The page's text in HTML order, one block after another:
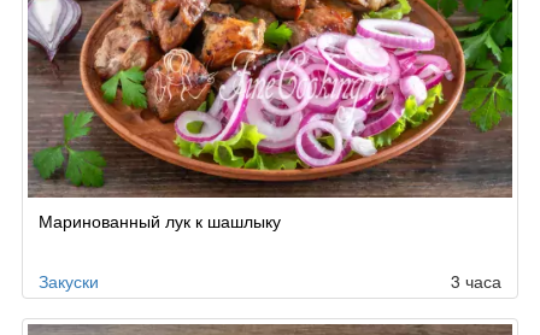
Маринованный лук к шашлыку
Закуски 3 часа